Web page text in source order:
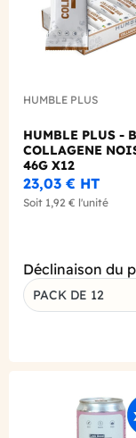
HUMBLE PLUS
HUMBLE PLUS -
COLLAGENE
46G X12
23,03 € HT
Soit 1,92 € l'unité
Déclinaison du
PACK DE 12